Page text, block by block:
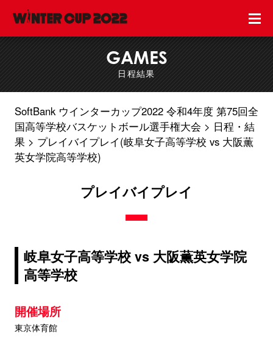
GAMES
日程結果
SoftBank ウインターカップ2022 令和4年度 第75回全
国高等学校バスケットボール選手権大会
日程・結
果
プレイバイプレイ(岐阜女子高等学校 vs 大阪薫
英女学院高等学校)
プレイバイプレイ
岐阜女子高等学校 vs 大阪薫英女学院
高等学校
開催場所
東京体育館